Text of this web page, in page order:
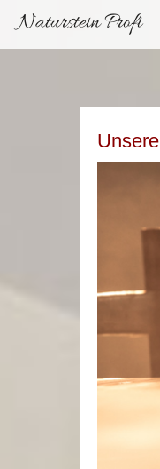
Naturstein Profi